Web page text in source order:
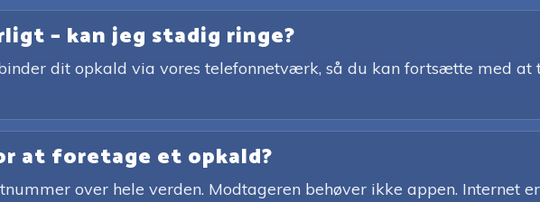
– kan jeg stadig ringe?
dit opkald via vores telefonnetværk, så du kan fortsætte med at
at foretage et opkald?
over hele verden. Modtageren behøver ikke appen. Internet